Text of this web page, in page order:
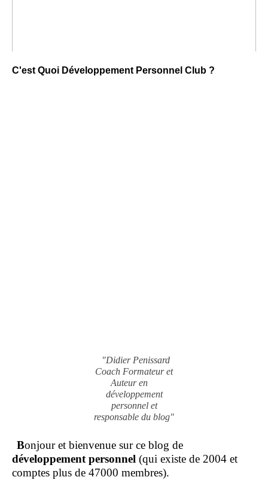
C'est Quoi Développement Personnel Club ?
"Didier Penissard
Coach Formateur et
Auteur en
développement
personnel et
responsable du blog"
Bonjour et bienvenue sur ce blog de
développement personnel (qui existe de 2004 et
comptes plus de 47000 membres).